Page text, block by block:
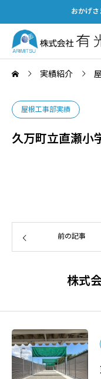
おかげ
実績紹介
屋根工事部実績
久万町立直瀬小
前の記事
株式